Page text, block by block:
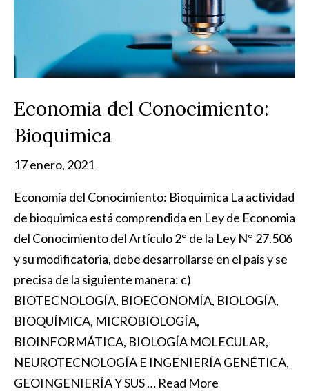
Economia del Conocimiento:
Bioquimica
17 enero, 2021
Economía del Conocimiento: Bioquimica La actividad
de bioquimica está comprendida en Ley de Economia
del Conocimiento del Artículo 2° de la Ley N° 27.506
y su modificatoria, debe desarrollarse en el país y se
precisa de la siguiente manera: c)
BIOTECNOLOGÍA, BIOECONOMÍA, BIOLOGÍA,
BIOQUÍMICA, MICROBIOLOGÍA,
BIOINFORMÁTICA, BIOLOGÍA MOLECULAR,
NEUROTECNOLOGÍA E INGENIERÍA GENÉTICA,
GEOINGENIERÍA Y SUS … Read More